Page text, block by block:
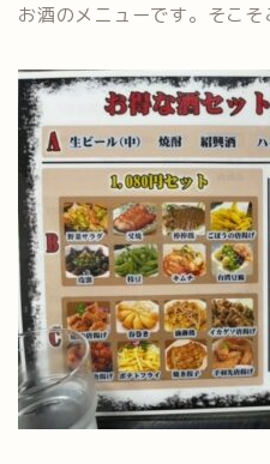
お酒のメニューです。そこそ